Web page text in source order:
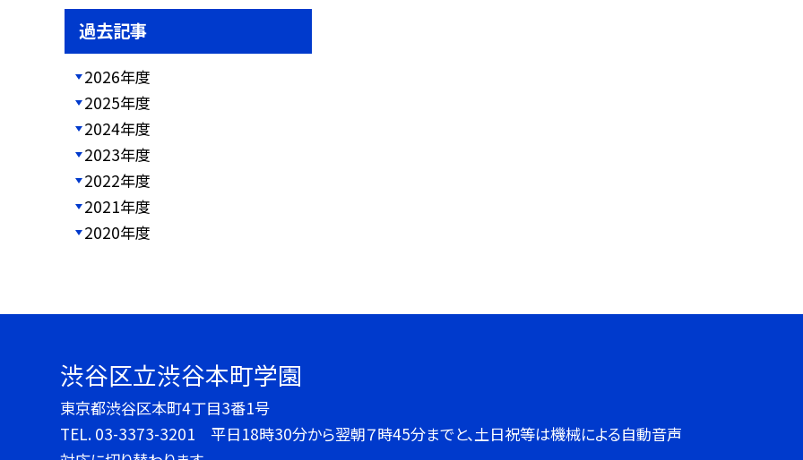
過去記事
2026年度
2025年度
2024年度
2023年度
2022年度
2021年度
2020年度
渋谷区立渋谷本町学園
東京都渋谷区本町4丁目3番1号
TEL. 03-3373-3201 平日18時30分から翌朝７時45分までと、土日祝等は機械による自動音声